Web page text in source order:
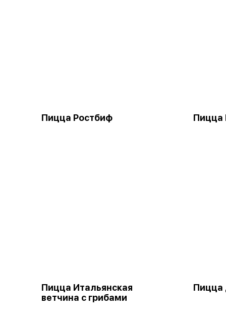
Пицца Ростбиф Пицца
Пицца Итальянская
ветчина с грибами
Пицца